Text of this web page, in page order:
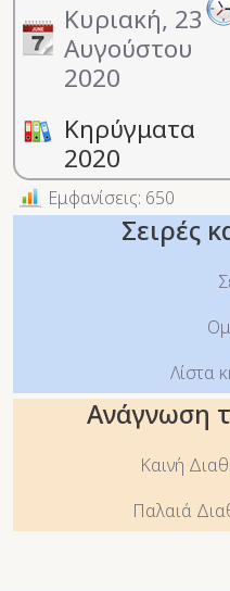
Κυριακή, 23
Αυγούστου
2020
Κηρύγματα
2020
Εμφανίσεις: 650
Σειρές
Λίστα
Ανάγνωση
Καινή
Παλαιά